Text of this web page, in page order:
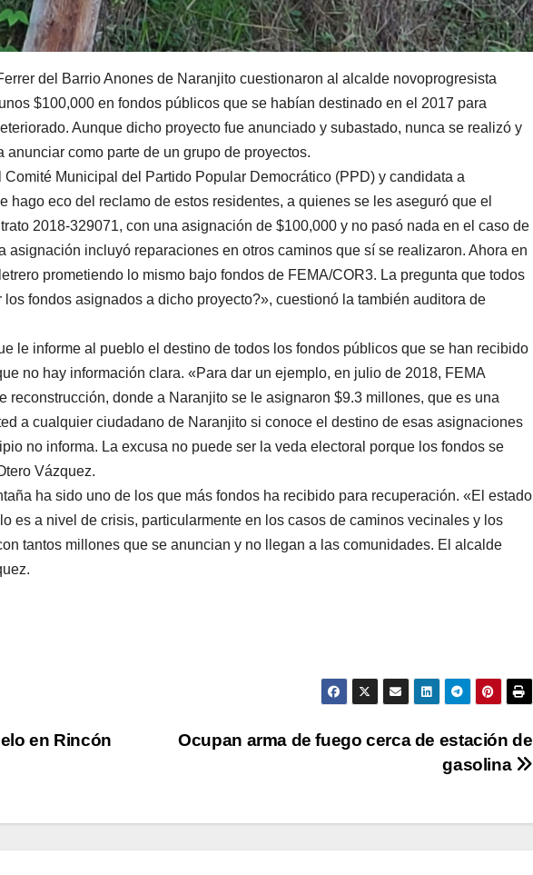
del Barrio Anones de Naranjito cuestionaron al alcalde novoprogresista
$100,000 en fondos públicos que se habían destinado en el 2017 para
Aunque dicho proyecto fue anunciado y subastado, nunca se realizó y
como parte de un grupo de proyectos.
Municipal del Partido Popular Democrático (PPD) y candidata a
hago eco del reclamo de estos residentes, a quienes se les aseguró que el
2018-329071, con una asignación de $100,000 y no pasó nada en el caso de
asignación incluyó reparaciones en otros caminos que sí se realizaron. Ahora en
prometiendo lo mismo bajo fondos de FEMA/COR3. La pregunta que todos
fondos asignados a dicho proyecto?», cuestionó la también auditora de
le informe al pueblo el destino de todos los fondos públicos que se han recibido
no hay información clara. «Para dar un ejemplo, en julio de 2018, FEMA
reconstrucción, donde a Naranjito se le asignaron $9.3 millones, que es una
a cualquier ciudadano de Naranjito si conoce el destino de esas asignaciones
no informa. La excusa no puede ser la veda electoral porque los fondos se
Vázquez.
ha sido uno de los que más fondos ha recibido para recuperación. «El estado
es a nivel de crisis, particularmente en los casos de caminos vecinales y los
tantos millones que se anuncian y no llegan a las comunidades. El alcalde
Ocupan arma de fuego cerca de estación de
gasolina
en Rincón